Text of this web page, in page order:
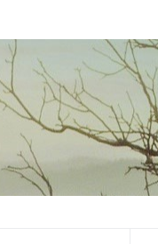
Suchen nach: